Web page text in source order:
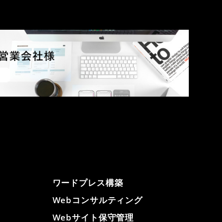
ワードプレス構築
Webコンサルティング
Webサイト保守管理